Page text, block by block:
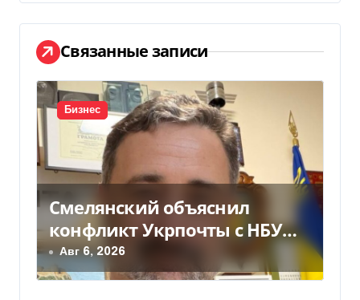
г
а
ц
и
я
п
о
з
а
Связанные записи
Бизнес
Смелянский объяснил
конфликт Укрпочты с НБУ
из-за платежек
Авг 6, 2026